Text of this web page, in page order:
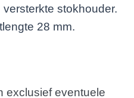
stokhouder.
28 mm.
exclusief eventuele